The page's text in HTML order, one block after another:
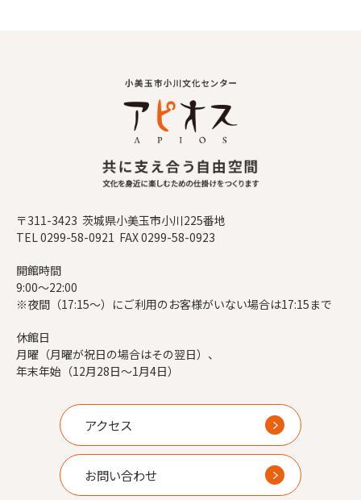
〒311-3423 茨城県小美玉市小川225番地
TEL 0299-58-0921 FAX 0299-58-0923
開館時間
9:00～22:00
※夜間（17:15～）にご利用のお客様がいない場合は17:15まで
休館日
月曜（月曜が祝日の場合はその翌日）、
年末年始（12月28日～1月4日）
アクセス
お問い合わせ